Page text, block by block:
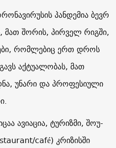
პანდემია ბევრ
მათ შორის, პირველ რიგში,
რომლებიც ერთ დროს
აქტუალობას, მათ
უნარი და პროფესიული
ავიაცია, ტურიზმი, შოუ-
café) კრიზისში